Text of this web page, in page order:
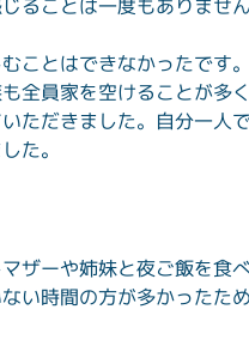
ることは一度もありませ
ことはできなかったです
全員家を空けることが多
ただきました。自分一人
た。
ザーや姉妹と夜ご飯を食
い時間の方が多かったた